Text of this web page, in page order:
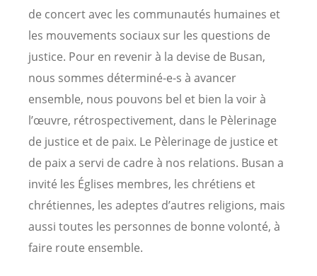
de concert avec les communautés humaines et
les mouvements sociaux sur les questions de
justice. Pour en revenir à la devise de Busan,
nous sommes déterminé-e-s à avancer
ensemble, nous pouvons bel et bien la voir à
l’œuvre, rétrospectivement, dans le Pèlerinage
de justice et de paix. Le Pèlerinage de justice et
de paix a servi de cadre à nos relations. Busan a
invité les Églises membres, les chrétiens et
chrétiennes, les adeptes d’autres religions, mais
aussi toutes les personnes de bonne volonté, à
faire route ensemble.